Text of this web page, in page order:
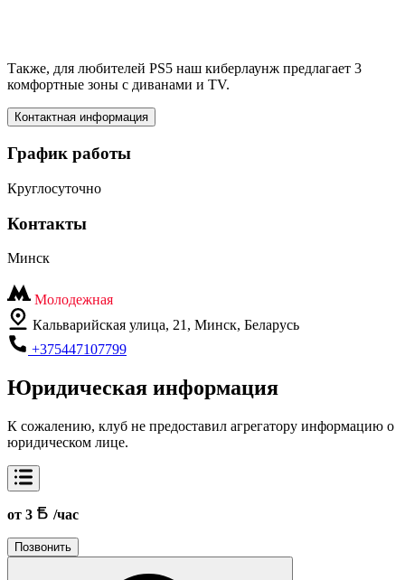
Также, для любителей PS5 наш киберлаунж предлагает 3
комфортные зоны с диванами и TV.
Контактная информация
График работы
Круглосуточно
Контакты
Минск
Молодежная
Кальварийская улица, 21, Минск, Беларусь
+375447107799
Юридическая информация
К сожалению, клуб не предоставил агрегатору информацию о
юридическом лице.
от 3 /час
Позвонить